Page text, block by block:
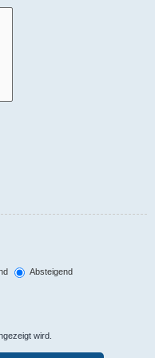
Absteigend
wird.